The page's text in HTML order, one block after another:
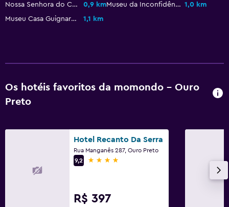
Restaurantes
Nossa Senhora do Carmo Church
0,9 km Museu da Inconfidência 1,0 km
Museu Casa Guignard
1,1 km
Os hotéis favoritos da momondo - Ouro
Preto
Hotel Recanto Da Serra
Rua Manganês 287, Ouro Preto
9,2
4 estrelas
R$ 397